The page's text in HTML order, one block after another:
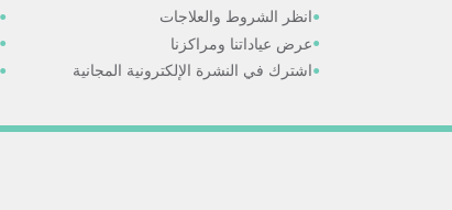
انظر الشروط والعلاجات
عرض عياداتنا ومراكزنا
اشترك في النشرة الإلكترونية المجانية